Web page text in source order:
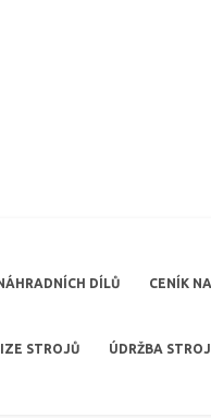
DÍLŮ CENÍK
STROJŮ ÚDRŽBA